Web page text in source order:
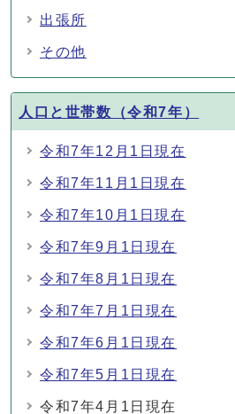
出張所
その他
人口と世帯数（令和7年）
令和7年12月1日現在
令和7年11月1日現在
令和7年10月1日現在
令和7年9月1日現在
令和7年8月1日現在
令和7年7月1日現在
令和7年6月1日現在
令和7年5月1日現在
令和7年4月1日現在